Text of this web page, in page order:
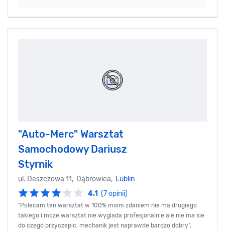
"Auto-Merc" Warsztat
Samochodowy Dariusz
Styrnik
ul. Deszczowa 11, Dąbrowica, Lublin
4.1 (7 opinii)
"Polecam ten warsztat w 100% moim zdaniem nie ma drugiego
takiego i moze warsztat nie wyglada profesjonalnie ale nie ma sie
do czego przyczepic, mechanik jest naprawde bardzo dobry",